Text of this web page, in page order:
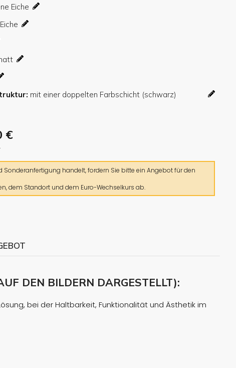
€
handelt, fordern Sie bitte ein Angebot für den
dem Standort und dem Euro-Wechselkurs ab.
DEN BILDERN DARGESTELLT):
bei der Haltbarkeit, Funktionalität und Ästhetik im